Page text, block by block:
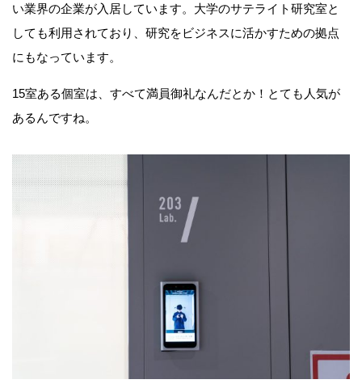
い業界の企業が入居しています。大学のサテライト研究室と
しても利用されており、研究をビジネスに活かすための拠点
にもなっています。
15室ある個室は、すべて満員御礼なんだとか！とても人気が
あるんですね。